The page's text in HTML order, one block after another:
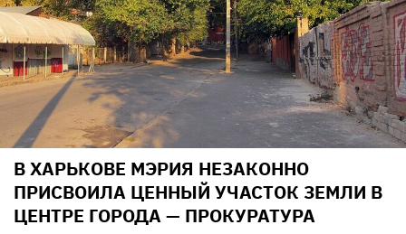
В ХАРЬКОВЕ МЭРИЯ НЕЗАКОННО
ПРИСВОИЛА ЦЕННЫЙ УЧАСТОК ЗЕМЛИ В
ЦЕНТРЕ ГОРОДА — ПРОКУРАТУРА